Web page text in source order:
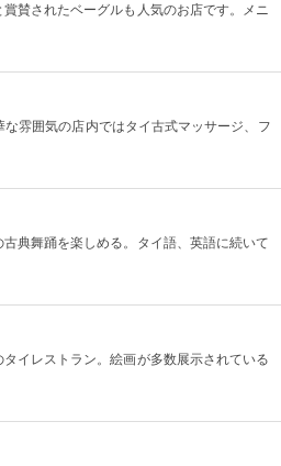
賛されたベーグルも人気のお店です。メニ
雰囲気の店内ではタイ古式マッサージ、フ
典舞踊を楽しめる。タイ語、英語に続いて
イレストラン。絵画が多数展示されている